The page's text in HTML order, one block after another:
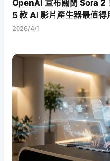
OpenAI 宣布關閉 Sora 2
5 款 AI 影片產生器最值得
2026/4/1